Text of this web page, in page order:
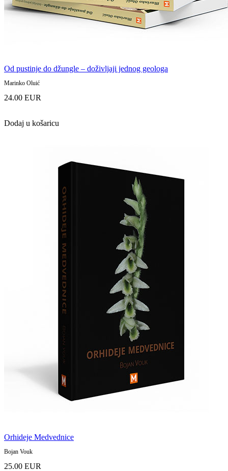
Od pustinje do džungle – doživljaji jednog geologa
Marinko Oluić
24.00 EUR
Dodaj u košaricu
Orhideje Medvednice
Bojan Vouk
25.00 EUR